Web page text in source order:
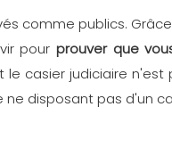
comme publics.
pourprouver que
casier judiciaire
disposant pas d'un